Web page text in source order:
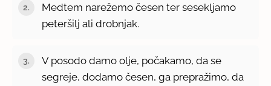
Medtem narežemo česen ter sesekljamo
peteršilj ali drobnjak.
V posodo damo olje, počakamo, da se
segreje, dodamo česen, ga prepražimo, da